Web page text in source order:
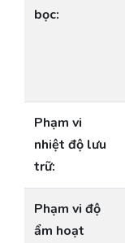
bọc:
Phạm vi
nhiệt độ lưu
trữ:
Phạm vi độ
ẩm hoạt